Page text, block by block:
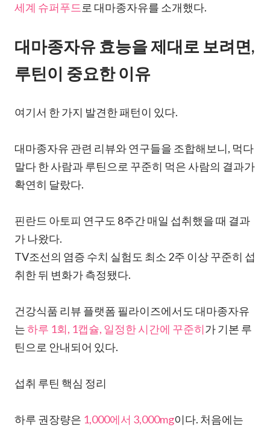
세계 슈퍼푸드 로 대마종자유를 소개했다.
대마종자유 효능을 제대로 보려면,
루틴이 중요한 이유
여기서 한 가지 발견한 패턴이 있다.
대마종자유 관련 리뷰와 연구들을 조합해보니, 먹다
말다 한 사람과 루틴으로 꾸준히 먹은 사람의 결과가
확연히 달랐다.
핀란드 아토피 연구도 8주간 매일 섭취했을 때 결과
가 나왔다.
TV조선의 염증 수치 실험도 최소 2주 이상 꾸준히 섭
취한 뒤 변화가 측정됐다.
건강식품 리뷰 플랫폼 필라이즈에서도 대마종자유
는하루 1회, 1캡슐, 일정한 시간에 꾸준히가 기본 루
틴으로 안내되어 있다.
섭취 루틴 핵심 정리
하루 권장량은 1,000에서 3,000mg이다. 처음에는